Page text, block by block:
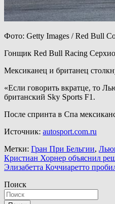
Фото: Getty Images / Red Bull
Гонщик Red Bull Racing
Мексиканец и британец
«Если говорить вкратце, то
британский Sky Sports F1.
После спринта в Спа
Источник: autosport.com.ru
Метки: Гран При Бельгии,
Навигация
по
записям
Кристиан Хорнер объяснил
Элизабетта Коччиаретто
Поиск